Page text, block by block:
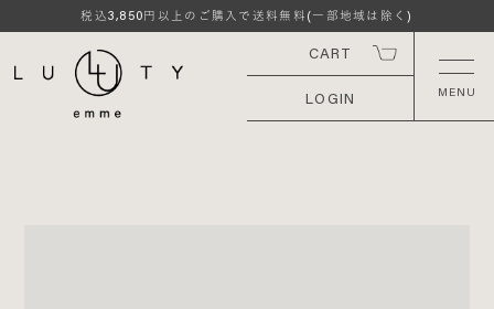
税込3,850円以上のご購入で送料無料(一部地域は除く)
CART
LOGIN